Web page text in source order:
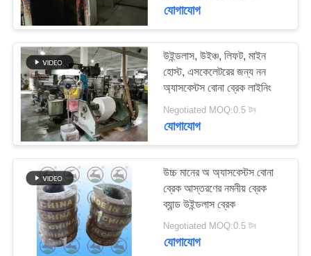
সাইট
ম্যাপ
PRIVACY
POLICY
যোগাযোগ
উইন্ডলাস, উইঞ্চ, লিফট, মাইন
হোস্ট, এসকেলেটরের জন্য নন
অ্যাসবেস্টস বোনা ব্রেক লাইনিং
Negotiated MOQ:0.5 টন
যোগাযোগ
উচ্চ মানের অ অ্যাসবেস্টস বোনা
ব্রেক আস্তরণের নমনীয় ব্রেক
ব্যান্ড উইন্ডলাস ব্রেক
Negotiated MOQ:0.5 টন
যোগাযোগ